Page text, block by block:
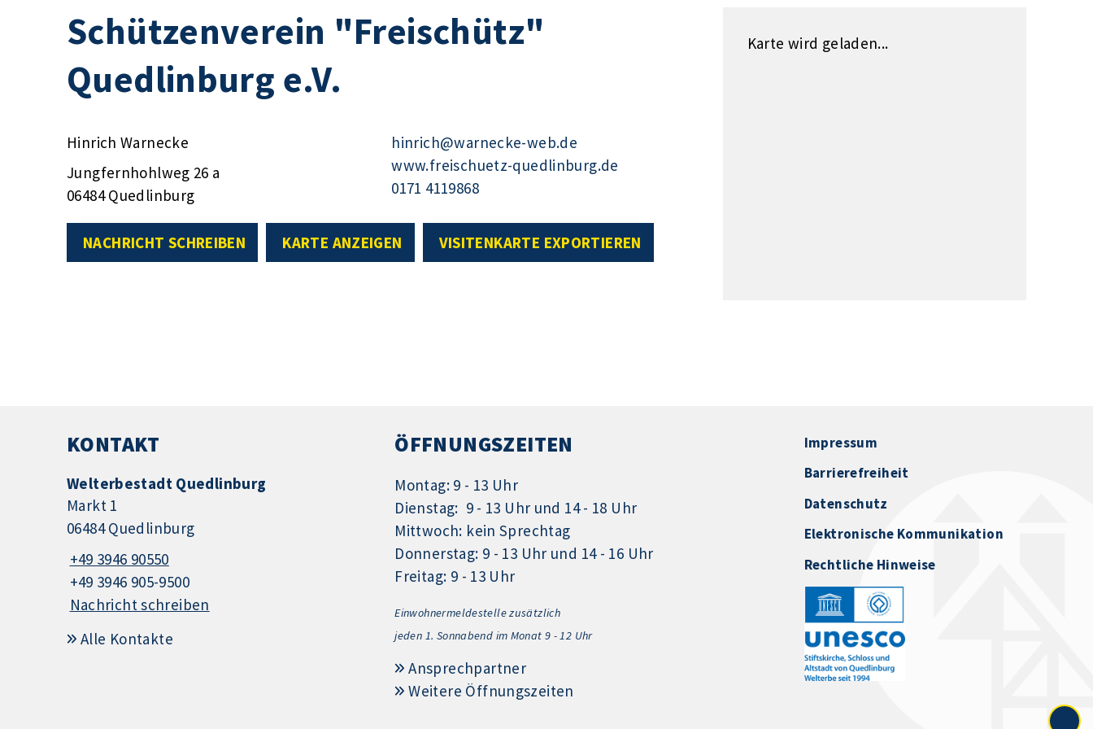
Schützenverein "Freischütz"
Quedlinburg e.V.
Hinrich Warnecke
Jungfernhohlweg 26 a
06484 Quedlinburg
hinrich@warnecke-web.de
www.freischuetz-quedlinburg.de
0171 4119868
NACHRICHT SCHREIBEN KARTE ANZEIGEN VISITENKARTE EXPORTIEREN
Karte wird geladen...
KONTAKT
Welterbestadt Quedlinburg
Markt 1
06484 Quedlinburg
+49 3946 90550
+49 3946 905-9500
Nachricht schreiben
Alle Kontakte
ÖFFNUNGSZEITEN
Montag: 9 - 13 Uhr
Dienstag: 9 - 13 Uhr und 14 - 18 Uhr
Mittwoch: kein Sprechtag
Donnerstag: 9 - 13 Uhr und 14 - 16 Uhr
Freitag: 9 - 13 Uhr
Einwohnermeldestelle zusätzlich
jeden 1. Sonnabend im Monat 9 - 12 Uhr
Ansprechpartner
Weitere Öffnungszeiten
Impressum
Barrierefreiheit
Datenschutz
Elektronische Kommunikation
Rechtliche Hinweise